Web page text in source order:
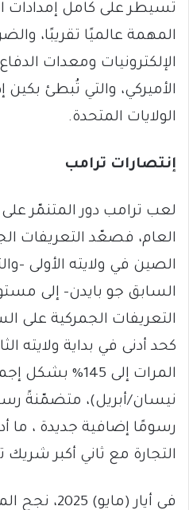
تسيطر على كامل إمدادات
المهمة عالميًا تقريبًا،
الإلكترونيات ومعدات
الأميركي، والتي تُبطئ بكين
الولايات المتحدة.
إنتصارات ترامب
لعب ترامب دور المتنمّر
العام، فصعّد التعريفات
الصين في ولايته الأولى -
السابق جو بايدن- إلى
كحد أدنى في بداية ولايته
المرات إلى
نيسان/أبريل)، متضمّنةً
رسومًا إضافية جديدة ، ما
التجارة مع ثاني أكبر شريك
في أيار